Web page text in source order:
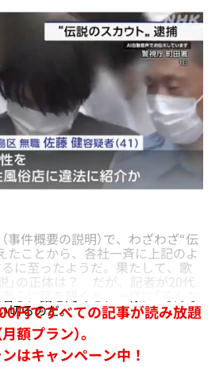
事件概要の説明）で、わざわざ“伝
たことから、各社一斉に上記のよ
に至ったようだ。果たして、歌
」の正体は？ だが、記者が20代
切るのだ。
円ですべての記事が読み放題
月額プラン）。
はキャンペーン中！